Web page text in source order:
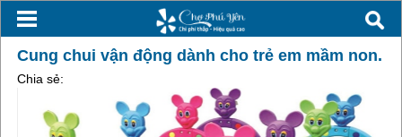
Cung chui vận động dành cho trẻ em mầm non.
Chia sẻ: